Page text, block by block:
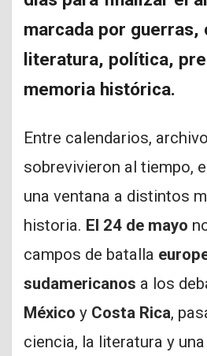
marcada por guerras,
literatura, política,
memoria histórica.
Entre calendarios,
sobrevivieron al tiempo,
una ventana a distintos
historia. El 24 de mayo
campos de batalla
sudamericanos a los
México y Costa Rica,
ciencia, la literatura y